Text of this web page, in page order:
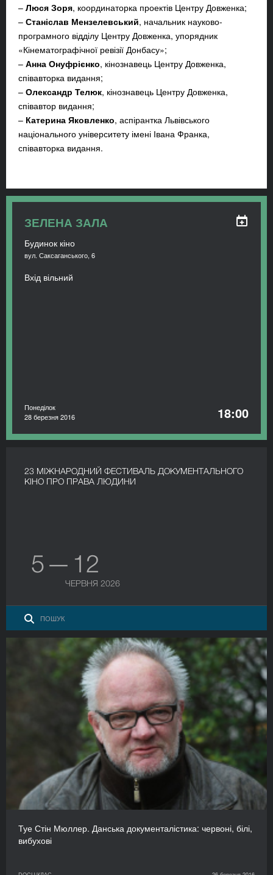
– Люся Зоря, координаторка проектів Центру Довженка;
– Станіслав Мензелевський, начальник науково-
програмного відділу Центру Довженка, упорядник
«Кінематографічної ревізії Донбасу»;
– Анна Онуфрієнко, кінознавець Центру Довженка,
співавторка видання;
– Олександр Телюк, кінознавець Центру Довженка,
співавтор видання;
– Катерина Яковленко, аспірантка Львівського
національного університету імені Івана Франка,
співавторка видання.
ЗЕЛЕНА ЗАЛА
Будинок кіно
вул. Саксаганського, 6
Вхід вільний
Понеділок
28 березня 2016
18:00
23 МІЖНАРОДНИЙ ФЕСТИВАЛЬ ДОКУМЕНТАЛЬНОГО
КІНО ПРО ПРАВА ЛЮДИНИ
5 — 12
ЧЕРВНЯ 2026
Туе Стін Мюллер. Данська документалістика: червоні, білі,
вибухові